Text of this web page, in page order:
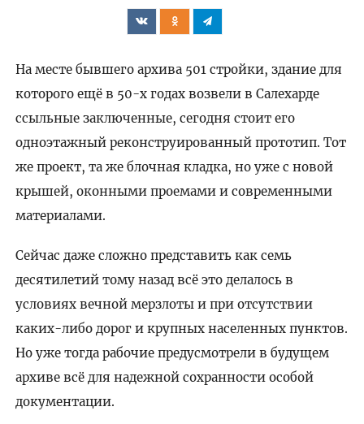
На месте бывшего архива 501 стройки, здание для
которого ещё в 50-х годах возвели в Салехарде
ссыльные заключенные, сегодня стоит его
одноэтажный реконструированный прототип. Тот
же проект, та же блочная кладка, но уже с новой
крышей, оконными проемами и современными
материалами.
Сейчас даже сложно представить как семь
десятилетий тому назад всё это делалось в
условиях вечной мерзлоты и при отсутствии
каких-либо дорог и крупных населенных пунктов.
Но уже тогда рабочие предусмотрели в будущем
архиве всё для надежной сохранности особой
документации.